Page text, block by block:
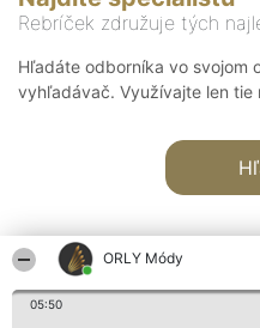
ORLY Módy
05:50
Rebríček združuje tých
Hľadáte odborníka vo svojom
vyhľadávač. Využívajte len tie